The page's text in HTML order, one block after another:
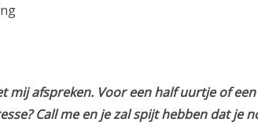
afspreken. Voor een half uurtje of
Call me en je zal spijt hebben dat je